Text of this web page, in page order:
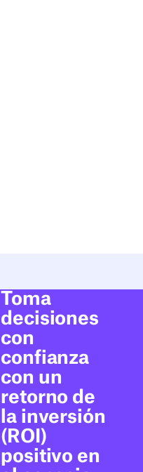
Toma
decisiones
con
confianza
con un
retorno de
la inversión
(ROI)
positivo en